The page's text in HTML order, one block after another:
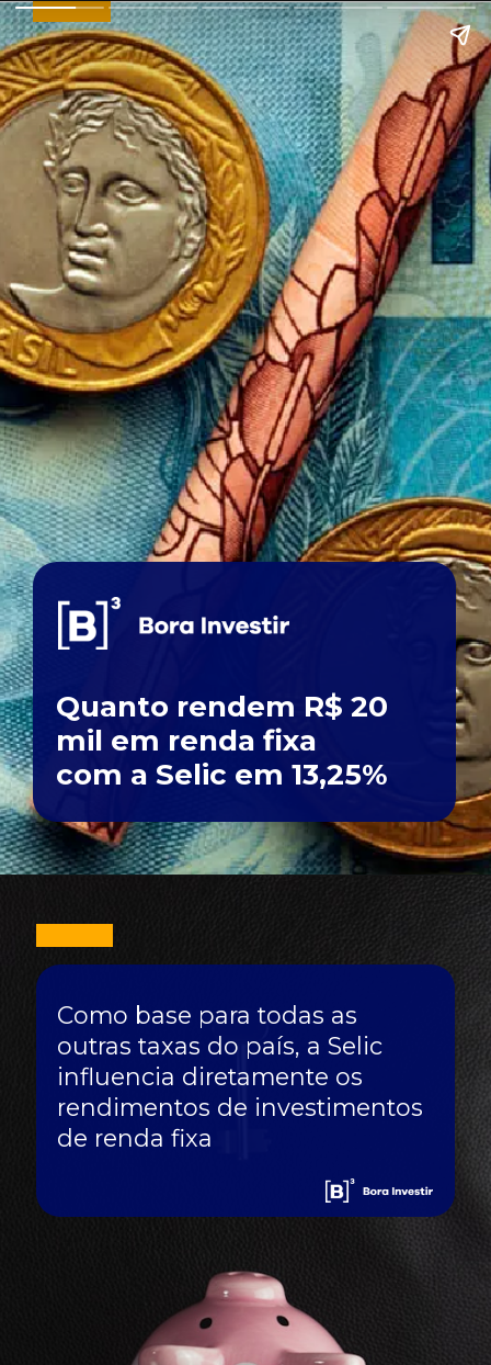
Quanto rendem R$ 20
mil em renda fixa
com a Selic em 13,25%
Como base para todas as
outras taxas do país, a Selic
influencia diretamente os
rendimentos de investimentos
de renda fixa